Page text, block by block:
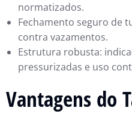
normatizados.
Fechamento seguro de
contra vazamentos.
Estrutura robusta:
pressurizadas e uso
Vantagens do